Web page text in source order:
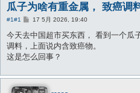
瓜子为啥有重金属， 致癌调
#1#1
帖17 5月 2026, 19:40
今天去中国超市买东西， 看到一个瓜
调料，上面说内含致癌物。
这是怎么回事？